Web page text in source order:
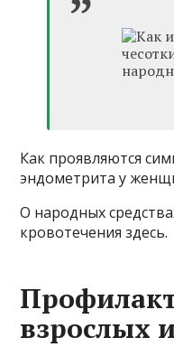
Как проявляются
эндометрита у
О народных
кровотечения здесь.
взрослых